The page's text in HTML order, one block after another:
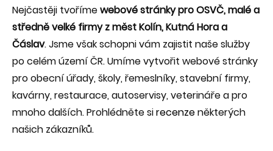
Nejčastěji tvořímewebové stránky pro OSVČ, malé a
středně velké firmy z měst Kolín, Kutná Hora a
Čáslav. Jsme však schopni vám zajistit naše služby
po celém území ČR. Umíme vytvořit webové stránky
pro obecní úřady, školy, řemeslníky, stavební firmy,
kavárny, restaurace, autoservisy, veterináře a pro
mnoho dalších. Prohlédněte sirecenzeněkterých
našich zákazníků.